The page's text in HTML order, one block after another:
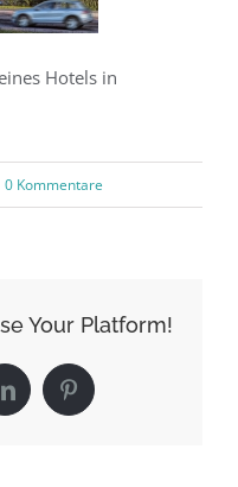
Hotels in
0 Kommentare
Your Platform!
LinkedInPinterest